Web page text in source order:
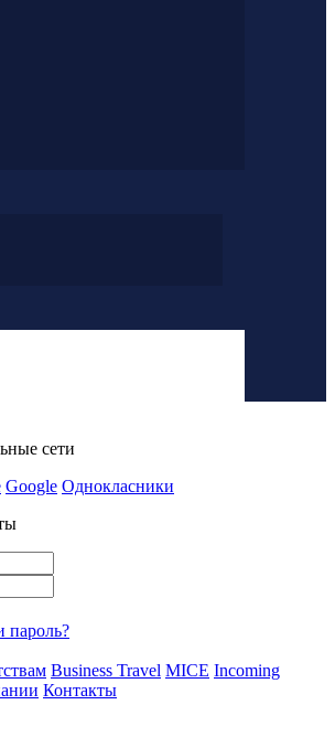
сети
Google Однокласники
пароль?
Business Travel MICE Incoming
Контакты